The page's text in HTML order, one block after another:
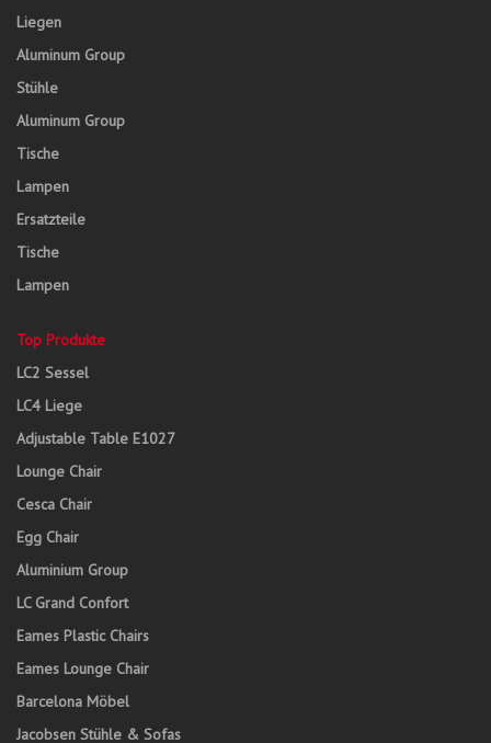
Liegen
Aluminum Group
Stühle
Aluminum Group
Tische
Lampen
Ersatzteile
Tische
Lampen
Top Produkte
LC2 Sessel
LC4 Liege
Adjustable Table E1027
Lounge Chair
Cesca Chair
Egg Chair
Aluminium Group
LC Grand Confort
Eames Plastic Chairs
Eames Lounge Chair
Barcelona Möbel
Jacobsen Stühle & Sofas